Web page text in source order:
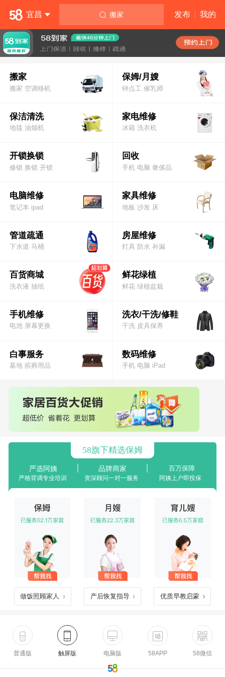
 宜昌 搬家 我的
发布
搬家
搬家 空调移机
保姆/月嫂
钟点工 催乳师
保洁清洗
地毯 油烟机
家电维修
冰箱 洗衣机
开锁换锁
修锁 换锁 开锁
回收
手机 电脑 奢侈品
电脑维修
笔记本 ipad
家具维修
地板 沙发 床
管道疏通
下水道 马桶
房屋维修
灯具 防水 补漏
百货商城
洗衣液 抽纸
鲜花绿植
鲜花 绿植盆栽
手机维修
电池 屏幕更换
洗衣/干洗/修鞋
干洗 皮具保养
白事服务
墓地 殡葬用品
数码维修
手机 电脑 iPad
58旗下精选保姆
严选阿姨 品牌商家 百万保障
严格背调专业培训 资深顾问一对一服务 阿姨上户即投保
做饭照顾家人 产后恢复指导 优质早教启蒙
普通版 触屏版 电脑版 58APP 58微信